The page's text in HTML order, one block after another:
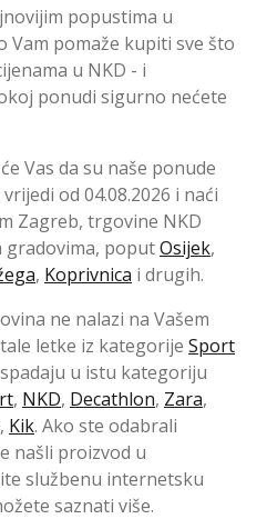
popustima u
Vam pomaže kupiti sve što
u NKD - i
ponudi sigurno nećete
Vas da su naše ponude
od 04.08.2026 i naći
Zagreb, trgovine NKD
gradovima, poputOsijek,
, Koprivnica i drugih.
ne nalazi na Vašem
letke iz kategorije Sport
u istu kategoriju
, NKD, Decathlon, Zara,
, Kik. Ako ste odabrali
našli proizvod u
službenu internetsku
saznati više.